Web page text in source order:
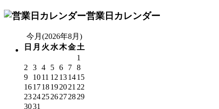
営業日カレンダー
今月(2026年8月)
日 月 火 水木金土
1
2
3 4 5 6 7 8
9
1011 12 131415
161718192021 22
23242526272829
3031